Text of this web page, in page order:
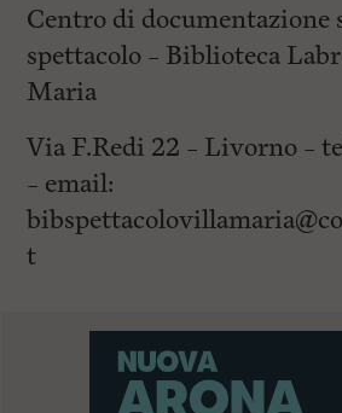
Centro di documentazione
spettacolo – Biblioteca
Maria
Via F.Redi 22 – Livorno –
– email:
t